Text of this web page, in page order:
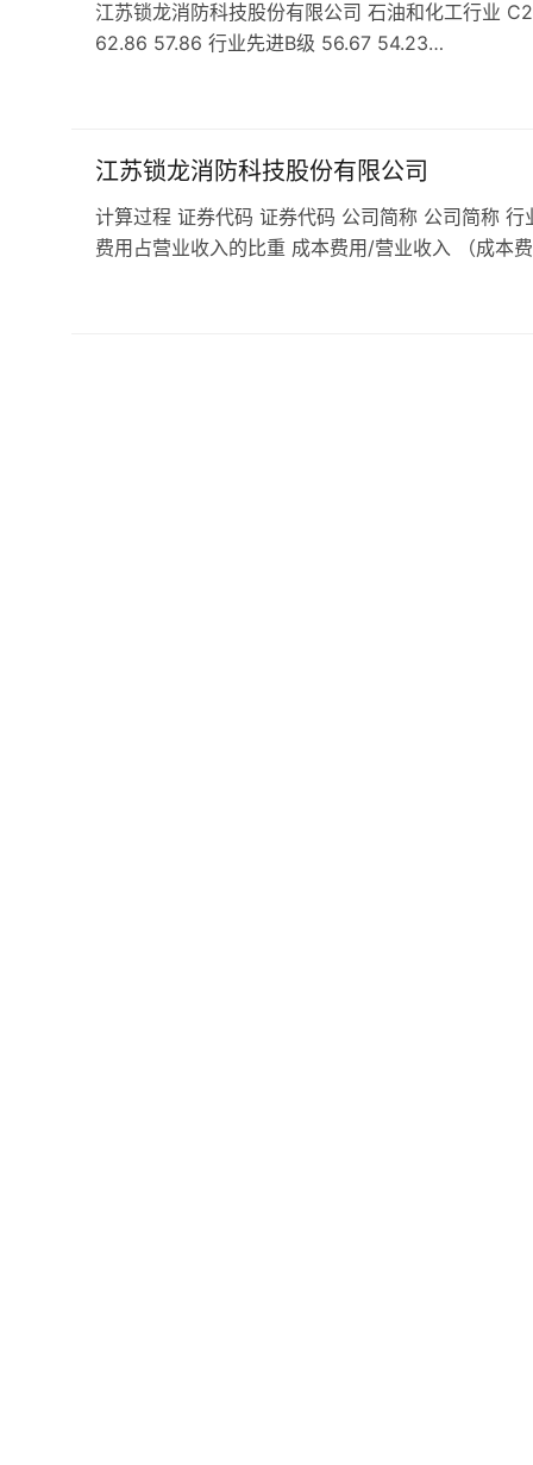
江苏锁龙消防科技股份有限公司 石油和化工行业
62.86 57.86 行业先进B级 56.67 54.23…
江苏锁龙消防科技股份有限公司
计算过程 证券代码 证券代码 公司简称 公司简称
费用占营业收入的比重 成本费用/营业收入 （成本